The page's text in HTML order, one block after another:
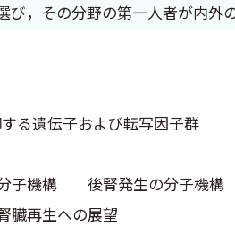
び，その分野の第一人者が内外
る遺伝子および転写因子群
子機構 後腎発生の分子機構
再生への展望